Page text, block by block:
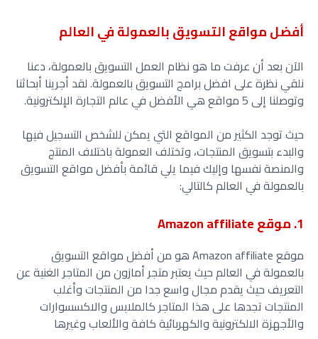
أفضل مواقع التسويق بالعمولة في العالم
الآن بعد أن عرفت ما هو نظام العمل التسويق بالعمولة، دعنا
نلقي نظرة على افضل برامج التسويق بالعمولة. لقد أجرينا أبحاثنا
وتوصلنا إلى 5 مواقع هي الأفضل في عالم التجارة الإلكترونية.
حيث توجد الكثير من المواقع التي يمكن للشخص التسجيل فيها
والبدء بتسويق المنتجات، وتختلف العمولة باختلاف المنتج
والمنصة نفسها وإليك فيما يلي قائمة بأفضل مواقع التسويق
بالعمولة في العالم كالتالي:
1. موقع Amazon affiliate
موقع Amazon affiliate هو من أفضل مواقع التسويق
بالعمولة في العالم حيث يعتبر متجر أمازون من المتاجر الغنية عن
التعريف حيث يقدم مجال واسع جدا من المنتجات وأغلب
المنتجات تجدها على هذا المتاجر كالملابس والاكسسوارات
والأجهزة الالكترونية والكهربائية كافة والألعاب وغيرها